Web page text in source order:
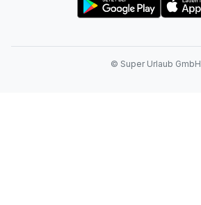
© Super Urlaub GmbH